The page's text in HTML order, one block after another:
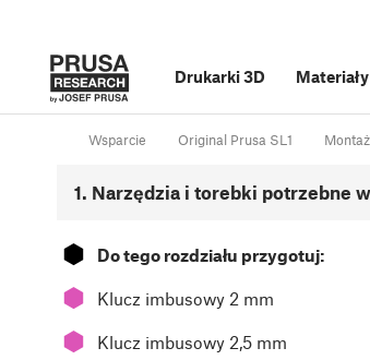
Drukarki 3D Materiały
Wsparcie Original Prusa SL1
1. Narzędzia i torebki potrzebne
⬢ Do tego rozdziału przygotuj:
⬢ Klucz imbusowy 2 mm
⬢ Klucz imbusowy 2,5 mm